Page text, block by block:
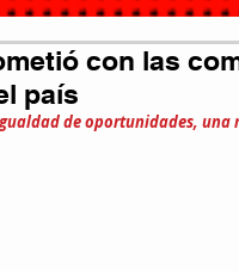
con las
país
de oportunidades,